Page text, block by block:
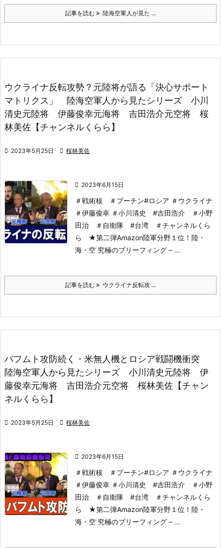
記事を読む 陸海空軍人が見た ...
ウクライナ反転攻勢？元陸将が語る「決心サポート
マトリクス」 陸海空軍人から見たシリーズ 小川
清史元陸将 伊藤俊幸元海将 吉田浩介元空将 桜
林美佐【チャンネルくらら】
 2023年5月25日  桜林美佐
 2023年6月15日
＃戦術核 ＃プーチン#ロシア ＃ウクライナ
＃伊藤俊幸 ＃小川清史 #吉田浩介 ＃小野
田治 ＃自衛隊 #台湾 ＃チャンネルくら
ら ★第二弾Amazon陸軍分野１位！ 陸・
海・空 究極のブリーフィング – ...
記事を読む ウクライナ反転攻 ...
バフムト攻防続く・米無人機とロシア戦闘機衝突
陸海空軍人から見たシリーズ 小川清史元陸将 伊
藤俊幸元海将 吉田浩介元空将 桜林美佐【チャン
ネルくらら】
 2023年5月25日  桜林美佐
 2023年6月15日
＃戦術核 ＃プーチン#ロシア ＃ウクライナ
＃伊藤俊幸 ＃小川清史 #吉田浩介 ＃小野
田治 ＃自衛隊 #台湾 ＃チャンネルくら
ら ★第二弾Amazon陸軍分野１位！ 陸・
海・空 究極のブリーフィング – ...